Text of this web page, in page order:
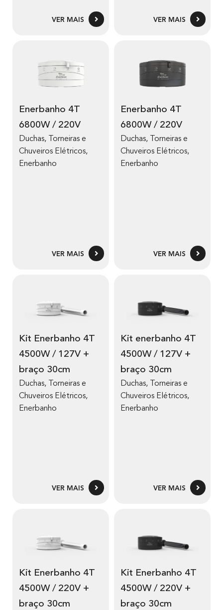
VER MAIS VER MAIS
Enerbanho 4T
6800W / 220V
Duchas, Torneiras e
Chuveiros Elétricos,
Enerbanho
VER MAIS
Enerbanho 4T
6800W / 220V
Duchas, Torneiras e
Chuveiros Elétricos,
Enerbanho
VER MAIS
Kit Enerbanho 4T
4500W / 127V +
braço 30cm
Duchas, Torneiras e
Chuveiros Elétricos,
Enerbanho
VER MAIS
Kit enerbanho 4T
4500W / 127V +
braço 30cm
Duchas, Torneiras e
Chuveiros Elétricos,
Enerbanho
VER MAIS
Kit Enerbanho 4T
4500W / 220V +
braço 30cm
Kit Enerbanho 4T
4500W / 220V +
braço 30cm